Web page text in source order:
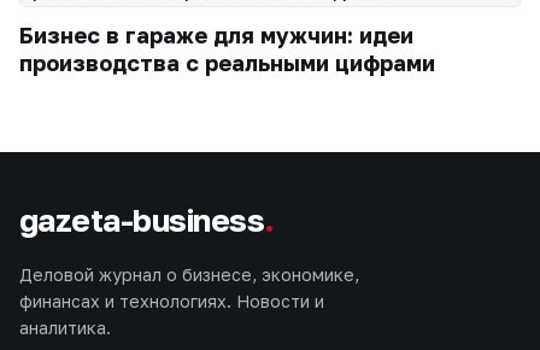
Бизнес в гараже для мужчин: идеи
производства с реальными цифрами
gazeta-business.
Деловой журнал о бизнесе, экономике,
финансах и технологиях. Новости и
аналитика.